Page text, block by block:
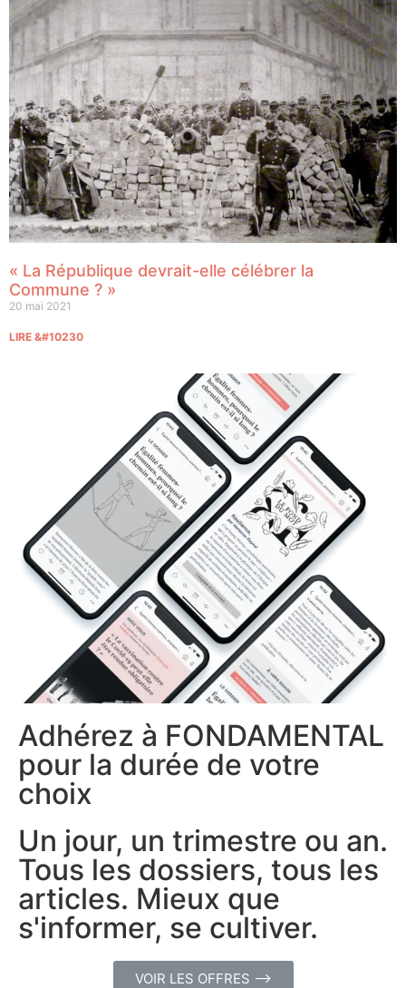
« La République devrait-elle célébrer la
Commune ? »
20 mai 2021
LIRE &#10230
Adhérez à FONDAMENTAL
pour la durée de votre
choix
Un jour, un trimestre ou an.
Tous les dossiers, tous les
articles. Mieux que
s'informer, se cultiver.
VOIR LES OFFRES ⟶